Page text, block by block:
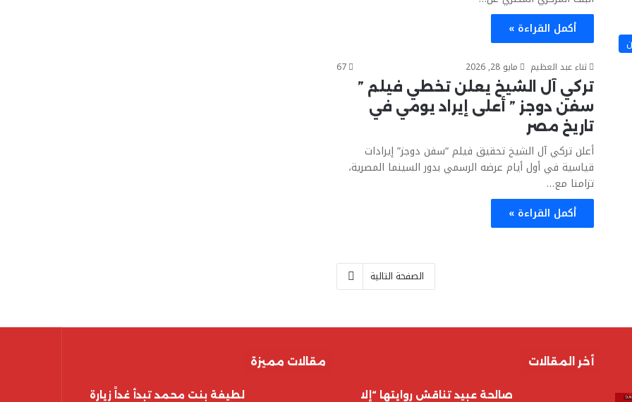
أكمل القراءة »
ثناء عبد العظيم مايو 28, 2026 67
تركي آل الشيخ يعلن تخطي فيلم ”
سفن دوجز ” أعلى إيراد يومي في
تاريخ مصر
أعلن تركي آل الشيخ تحقيق فيلم “سفن دوجز” إيرادات
قياسية في أول أيام عرضه الرسمي بدور السينما المصرية،
تزامنا مع…
أكمل القراءة »
الصفحة التالية
أخر المقالات
صالحة عبيد تناقش روايتها “إلا
مقالات مميزة
لطيفة بنت محمد تبدأ غداً زيارة